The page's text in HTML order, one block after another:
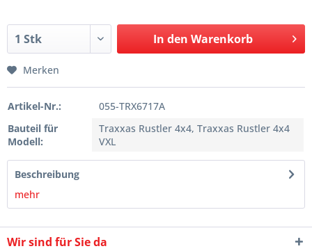
In den Warenkorb
Merken
Artikel-Nr.:
055-TRX6717A
Bauteil für
Modell:
Traxxas Rustler 4x4, Traxxas Rustler 4x4
VXL
Beschreibung
mehr
Wir sind für Sie da